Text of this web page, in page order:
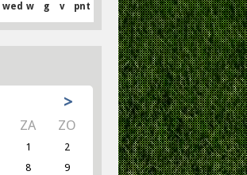
wed w g v pnt
>
ZA ZO
1
2
8
9